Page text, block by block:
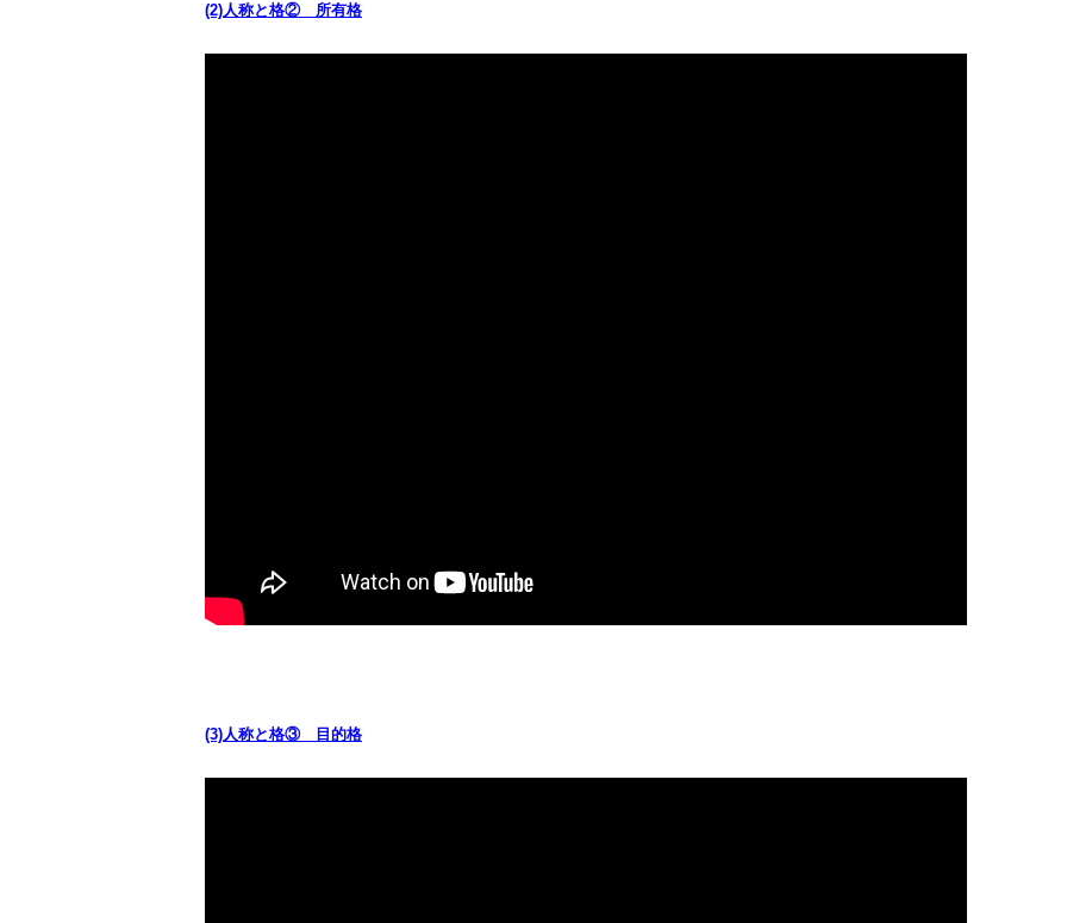
(2)人称と格② 所有格
(3)人称と格③ 目的格